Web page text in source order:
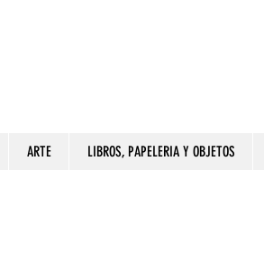
ARTE LIBROS, PAPELERIA Y OBJETOS